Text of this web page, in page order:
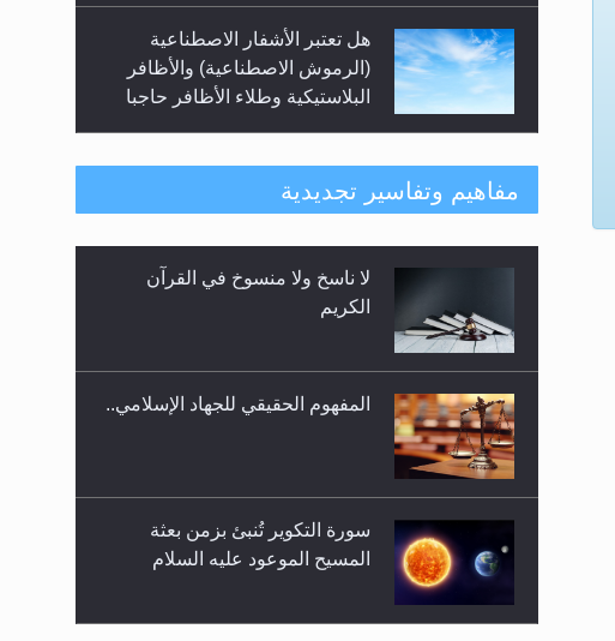
هل تعتبر الأشفار الاصطناعية
(الرموش الاصطناعية) والأظافر
البلاستيكية وطلاء الأظافر حاجبا
هل يُحسب حول الزكاة وفق السنة
الميلادية أو الهجرية؟
هل يجوز فتح مشروع كوافير نسائي
للمحجبات وغير المحجبات؟
مفاهيم وتفاسير تجديدية
لا ناسخ ولا منسوخ في القرآن
الكريم
المفهوم الحقيقي للجهاد الإسلامي..
سورة التكوير تُنبئ بزمن بعثة
المسيح الموعود عليه السلام